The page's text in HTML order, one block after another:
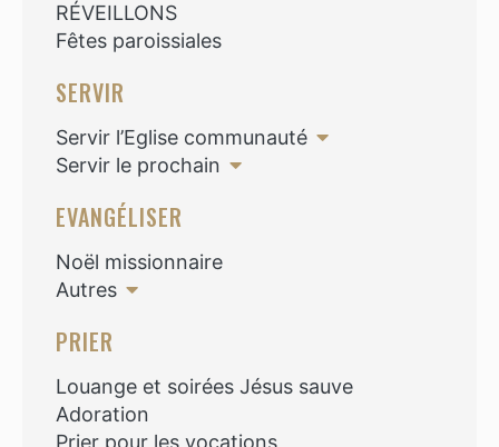
RÉVEILLONS
Fêtes paroissiales
SERVIR
Servir l’Eglise communauté
Servir le prochain
EVANGÉLISER
Noël missionnaire
Autres
PRIER
Louange et soirées Jésus sauve
Adoration
Prier pour les vocations